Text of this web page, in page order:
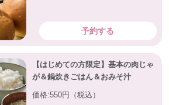
予約する
【はじめての方限定】基本の肉じゃ
が＆鍋炊きごはん＆おみそ汁
価格:550円（税込）